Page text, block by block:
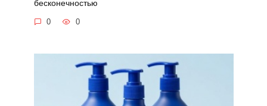
бесконечностью
0 0